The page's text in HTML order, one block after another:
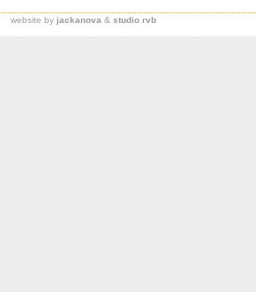
website by jackanova & studio rvb